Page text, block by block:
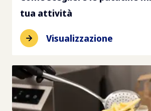
tua attività
Visualizzazione